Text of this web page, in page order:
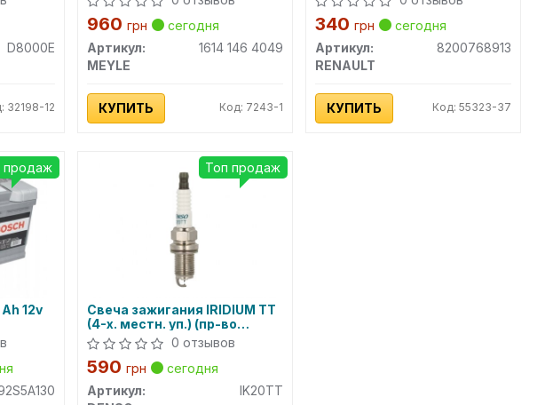
D8000E
32198-12
960 грн
сегодня
Артикул:
1614 146 4049
MEYLE
КУПИТЬ Код: 7243-1
340 грн
сегодня
Артикул:
8200768913
RENAULT
КУПИТЬ Код: 55323-37
12v
продаж
Свеча зажигания IRIDIUM TT
(4-х. местн. уп.) (пр-во
DENSO)
0 отзывов
590 грн
сегодня
Артикул:
IK20TT
Топ продаж